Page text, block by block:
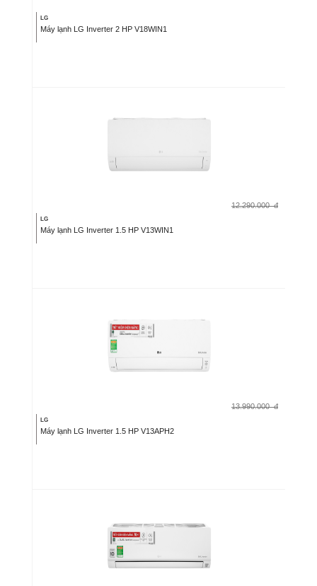
LG
Máy lạnh LG Inverter 2 HP V18WIN1
12.290.000 đ
LG
Máy lạnh LG Inverter 1.5 HP V13WIN1
13.990.000 đ
LG
Máy lạnh LG Inverter 1.5 HP V13APH2